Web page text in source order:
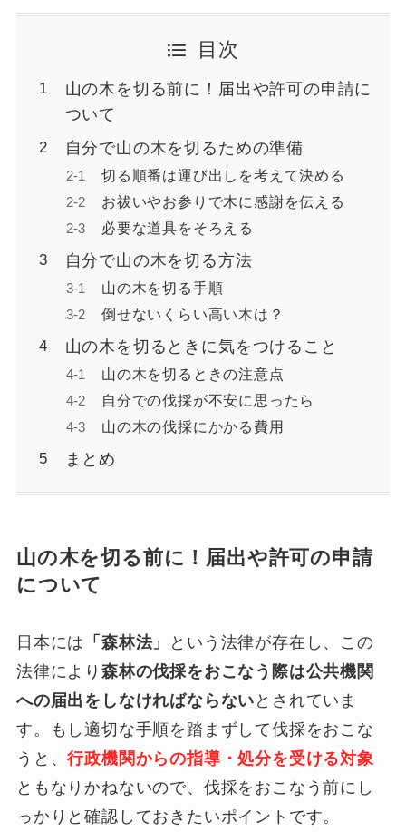
目次
山の木を切る前に！届出や許可の申請に
ついて
自分で山の木を切るための準備
切る順番は運び出しを考えて決める
お祓いやお参りで木に感謝を伝える
必要な道具をそろえる
自分で山の木を切る方法
山の木を切る手順
倒せないくらい高い木は？
山の木を切るときに気をつけること
山の木を切るときの注意点
自分での伐採が不安に思ったら
山の木の伐採にかかる費用
まとめ
山の木を切る前に！届出や許可の申請
について
日本には 「森林法」
という法律が存在し、この
法律により 森林の伐採をおこなう際は公共機関
への届出をしなければならない とされていま
す。もし適切な手順を踏まずして伐採をおこな
うと、行政機関からの指導・処分を受ける対象
ともなりかねないので、伐採をおこなう前にし
っかりと確認しておきたいポイントです。